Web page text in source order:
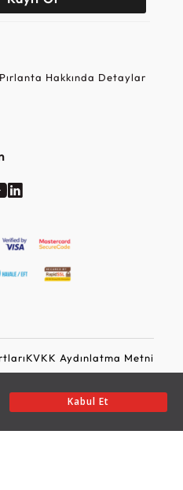
Kabul Et
Hakkında Detaylar
KVKK Aydınlatma Metni